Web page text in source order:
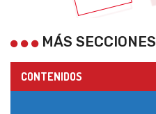
MÁS SECCIONES
CONTENIDOS